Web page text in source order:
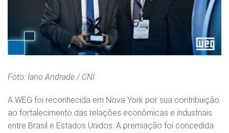
Foto: Iano Andrade / CNI
A WEG foi reconhecida em Nova York por sua contribuição
ao fortalecimento das relações econômicas e industriais
entre Brasil e Estados Unidos. A premiação foi concedida